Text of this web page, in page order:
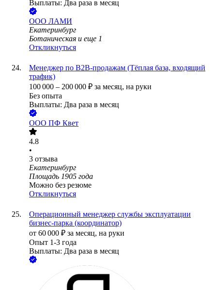
Выплаты: Два раза в месяц
ООО ЛАМИ
Екатеринбург
Ботаническая и еще 1
Откликнуться
Менеджер по B2B-продажам (Тёплая база, входящий
трафик)
100 000 – 200 000 ₽ за месяц, на руки
Без опыта
Выплаты: Два раза в месяц
ООО ПФ Квет
4.8
•
3 отзыва
Екатеринбург
Площадь 1905 года
Можно без резюме
Откликнуться
Операционный менеджер службы эксплуатации
бизнес-парка (координатор)
от 60 000 ₽ за месяц, на руки
Опыт 1-3 года
Выплаты: Два раза в месяц